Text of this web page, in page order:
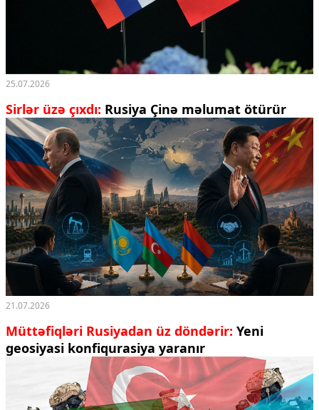
25.07.2026
Sirlər üzə çıxdı: Rusiya Çinə məlumat ötürür
21.07.2026
Müttəfiqləri Rusiyadan üz döndərir: Yeni
geosiyasi konfiqurasiya yaranır